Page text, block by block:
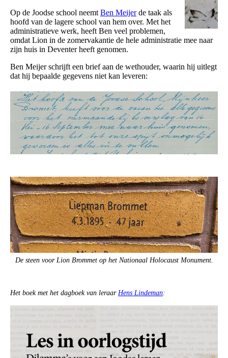
Op de Joodse school neemt Ben Meijerde taak als
hoofd van de lagere school van hem over. Met het
administratieve werk, heeft Ben veel problemen,
omdat Lion in de zomervakantie de hele administratie mee naar
zijn huis in Deventer heeft genomen.
Ben Meijer schrijft een brief aan de wethouder, waarin hij uitlegt
dat hij bepaalde gegevens niet kan leveren:
De steen voor Lion Brommet op het Nationaal Holocaust Monument.
Het boek met het dagboek van leraar Hens Lindeman: